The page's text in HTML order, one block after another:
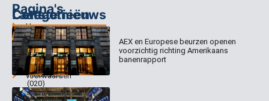
Pagina's
Home
Abonnementen
Dagcommentaar
Tradealert
Organisatie
Categorieën
Columns
Dagcommentaar
Algemene
voorwaarden
Disclaimer
Contact
Keizersgracht
520
1017 EK
Amsterdam
(020)
231
Laatste nieuws
AEX en Europese beurzen openen
voorzichtig richting Amerikaans
banenrapport